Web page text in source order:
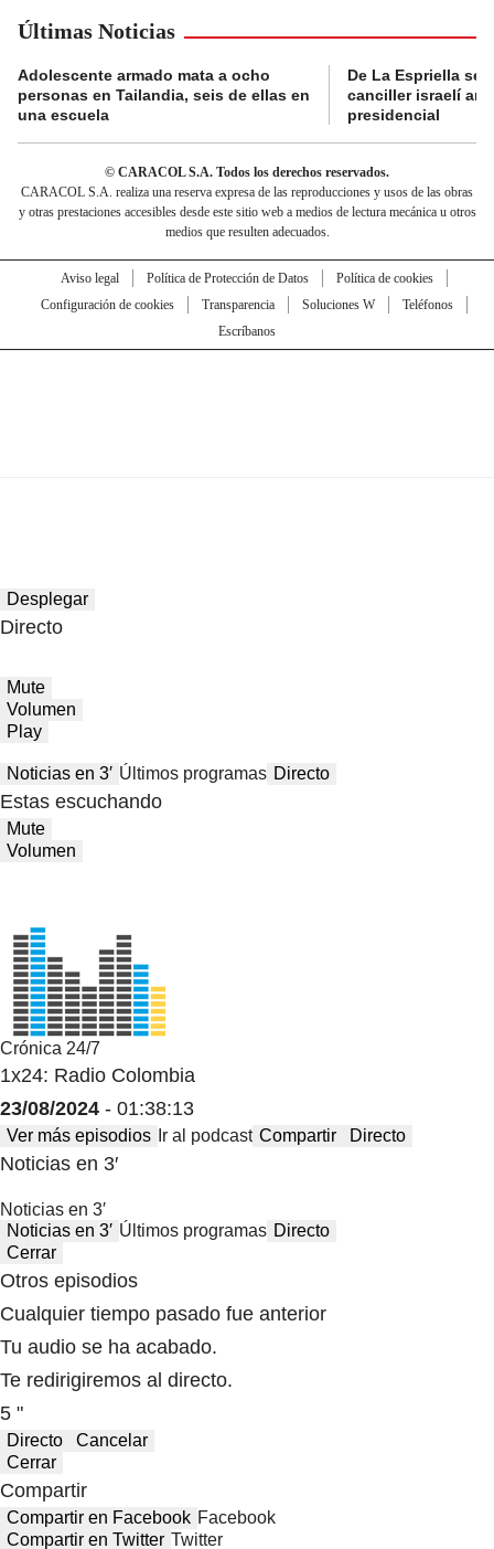
Últimas Noticias
Adolescente armado mata a ocho
personas en Tailandia, seis de ellas en
una escuela
De La Espriella se
canciller israelí
presidencial
© CARACOL S.A. Todos los derechos reservados.
CARACOL S.A. realiza una reserva expresa de las reproducciones y usos de las obras
y otras prestaciones accesibles desde este sitio web a medios de lectura mecánica u otros
medios que resulten adecuados.
Aviso legal Política de Protección de Datos
Política de cookies
Configuración de cookies
Transparencia Soluciones W
Teléfonos
Escríbanos
Desplegar
Directo
Mute
Volumen
Play
Noticias en 3′ Últimos programas Directo
Estas escuchando
Mute
Volumen
Crónica 24/7
1x24: Radio Colombia
23/08/2024 - 01:38:13
Ver más episodios Ir al podcast Compartir Directo
Noticias en 3′
Noticias en 3′
Noticias en 3′ Últimos programas Directo
Cerrar
Otros episodios
Cualquier tiempo pasado fue anterior
Tu audio se ha acabado.
Te redirigiremos al directo.
5 "
Directo
Cancelar
Cerrar
Compartir
Compartir en Facebook Facebook
Compartir en Twitter Twitter